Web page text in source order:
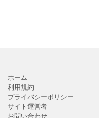
ホーム
利用規約
プライバシーポリシー
サイト運営者
お問い合わせ